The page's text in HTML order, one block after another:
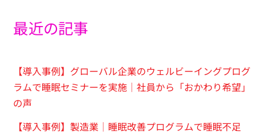
最近の記事
【導入事例】グローバル企業のウェルビーイングプログ
ラムで睡眠セミナーを実施｜社員から「おかわり希望」
の声
【導入事例】製造業｜睡眠改善プログラムで睡眠不足